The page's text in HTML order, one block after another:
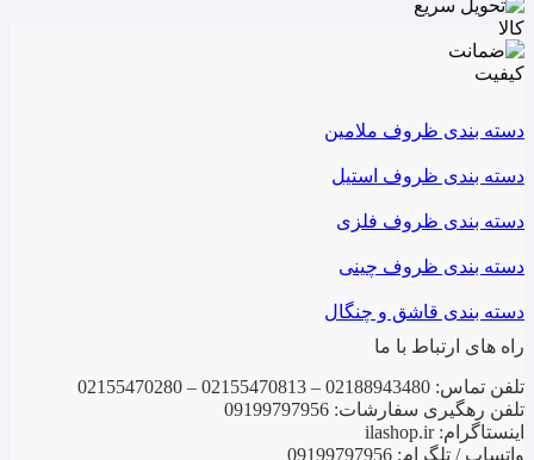
دسته بندی ظروف ملامین
دسته بندی ظروف استیل
دسته بندی ظروف فلزی
دسته بندی ظروف چینی
دسته بندی قاشق و چنگال
راه های ارتباط با ما
تلفن تماس: 02188943480 – 02155470813 – 02155470280
تلفن رهگیری سفارشات: 09199797956
اینستاگرام: ilashop.ir
واتساپ / تلگرام: 09199797956